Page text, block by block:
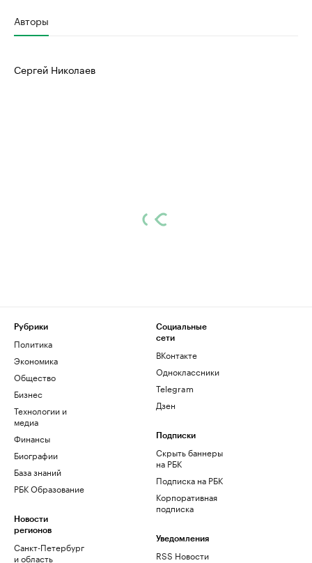
Авторы
Сергей Николаев
Рубрики
Политика
Экономика
Общество
Бизнес
Технологии и
медиа
Финансы
Биографии
База знаний
РБК Образование
Новости
регионов
Санкт-Петербург
и область
Социальные
сети
ВКонтакте
Одноклассники
Telegram
Дзен
Подписки
Скрыть баннеры
на РБК
Подписка на РБК
Корпоративная
подписка
Уведомления
RSS Новости